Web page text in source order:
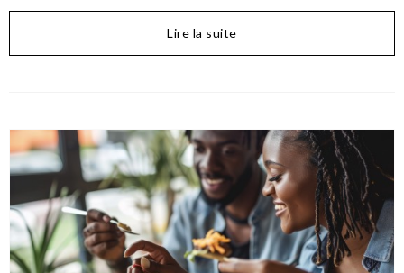
Lire la suite